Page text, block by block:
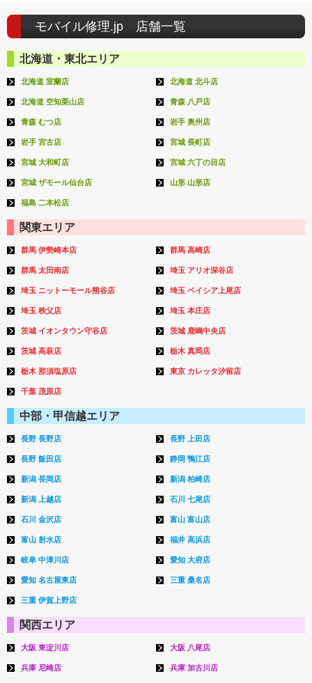
モバイル修理.jp 店舗一覧
北海道・東北エリア
北海道 室蘭店 北海道 北斗店
北海道 空知栗山店 青森 八戸店
青森 むつ店 岩手 奥州店
岩手 宮古店 宮城 長町店
宮城 大和町店 宮城 六丁の目店
宮城 ザモール仙台店 山形 山形店
福島 二本松店
関東エリア
群馬 伊勢崎本店 群馬 高崎店
群馬 太田南店 埼玉 アリオ深谷店
埼玉 ニットーモール熊谷店 埼玉 ベイシア上尾店
埼玉 秩父店 埼玉 本庄店
茨城 イオンタウン守谷店 茨城 鹿嶋中央店
茨城 高萩店 栃木 真岡店
栃木 那須塩原店 東京 カレッタ汐留店
千葉 茂原店
中部・甲信越エリア
長野 長野店 長野 上田店
長野 飯田店 静岡 鴨江店
新潟 長岡店 新潟 柏崎店
新潟 上越店 石川 七尾店
石川 金沢店 富山 富山店
富山 射水店 福井 高浜店
岐阜 中津川店 愛知 大府店
愛知 名古屋東店 三重 桑名店
三重 伊賀上野店
関西エリア
大阪 東淀川店 大阪 八尾店
兵庫 尼崎店 兵庫 加古川店